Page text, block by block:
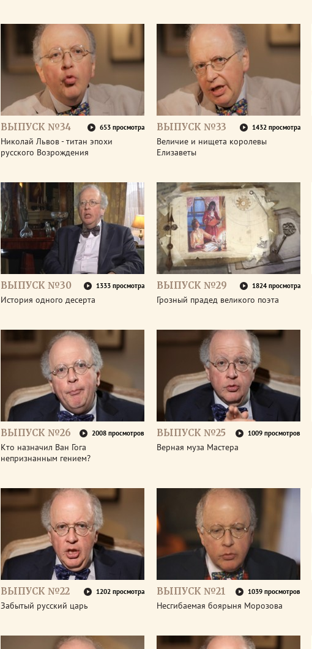
ВЫПУСК №34 653 просмотра
Николай Львов - титан эпохи
русского Возрождения
ВЫПУСК №33 1432 просмотра
Величие и нищета королевы
Елизаветы
ВЫПУСК №30 1333 просмотра
История одного десерта
ВЫПУСК №29 1824 просмотра
Грозный прадед великого поэта
ВЫПУСК №26 2008 просмотров
Кто назначил Ван Гога
непризнанным гением?
ВЫПУСК №25 1009 просмотров
Верная муза Мастера
ВЫПУСК №22 1202 просмотра
Забытый русский царь
ВЫПУСК №21 1039 просмотров
Несгибаемая боярыня Морозова